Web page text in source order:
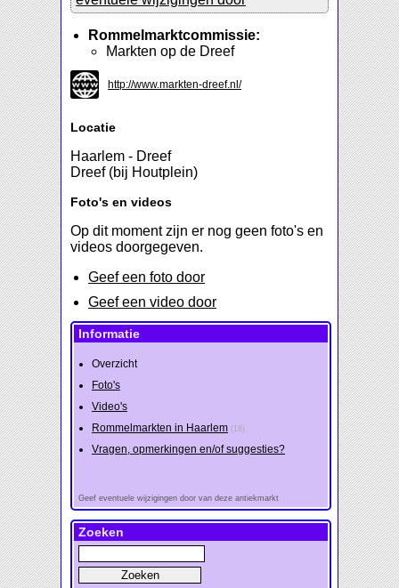
Rommelmarktcommissie:
Markten op de Dreef
http://www.markten-dreef.nl/
Locatie
Haarlem - Dreef
Dreef (bij Houtplein)
Foto's en videos
Op dit moment zijn er nog geen foto's en
videos doorgegeven.
Geef een foto door
Geef een video door
Informatie
Overzicht
Foto's
Video's
Rommelmarkten in Haarlem (18)
Vragen, opmerkingen en/of suggesties?
Geef eventuele wijzigingen door van deze antiekmarkt
Zoeken